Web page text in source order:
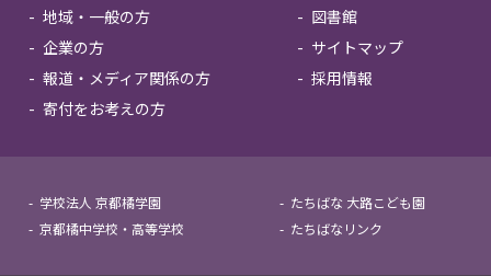
地域・一般の方
企業の方
報道・メディア関係の方
寄付をお考えの方
図書館
サイトマップ
採用情報
学校法人 京都橘学園
京都橘中学校・高等学校
たちばな 大路こども園
たちばなリンク